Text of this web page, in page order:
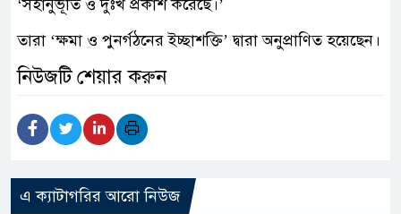
‘সহানুভূতি ও দুঃখ প্রকাশ করেছে।’
তারা ‘ক্ষমা ও পুনর্গঠনের ইচ্ছাশক্তি’ দ্বারা অনুপ্রাণিত হয়েছেন।
নিউজটি শেয়ার করুন
এ ক্যাটাগরির আরো নিউজ